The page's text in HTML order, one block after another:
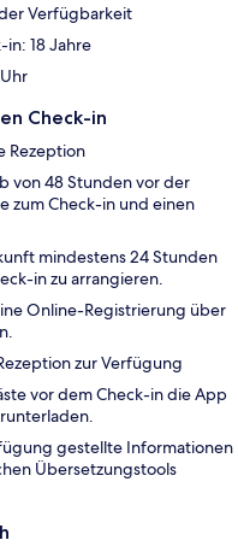
Verfügbarkeit
18 Jahre
Check-in
Rezeption
von 48 Stunden vor der
zum Check-in und einen
mindestens 24 Stunden
in zu arrangieren.
Online-Registrierung über
zur Verfügung
vor dem Check-in die App
gestellte Informationen
Übersetzungstools